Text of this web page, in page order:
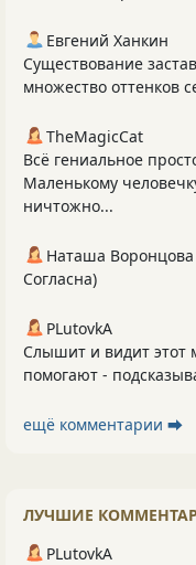
Евгений Ханкин
Существование
множество оттенков
TheMagicCat
Всё гениальное
Маленькому
ничтожно...
Наташа Воронцова
Согласна)
PLutоvkА
Слышит и видит этот
помогают -
ещё комментарии ⮕
ЛУЧШИЕ
PLutоvkА